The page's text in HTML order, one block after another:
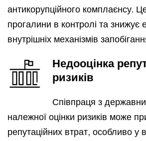
антикорупційного комплаєнсу.
прогалини в контролі та знижує
внутрішніх механізмів
Недооцінка
ризиків
Співпраця з
належної оцінки ризиків може
репутаційних втрат, особливо у